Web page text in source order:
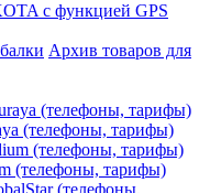
с функцией GPS
Архив товаров для
(телефоны, тарифы)
(телефоны, тарифы)